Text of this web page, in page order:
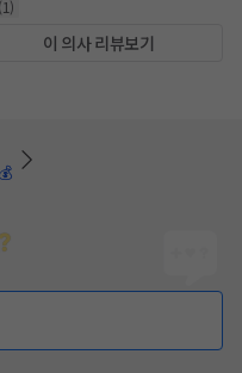
(1)
이 의사 리뷰보기